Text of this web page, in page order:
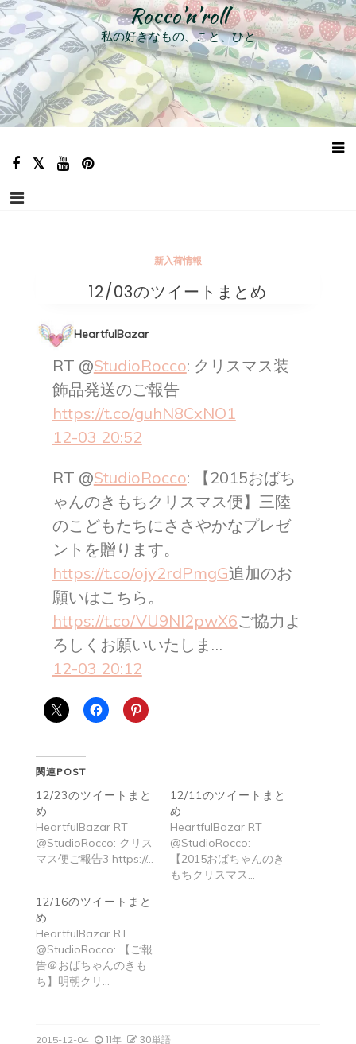
コ
テ
ツ
へ
ス
キ
Rocco’n’roll
私の好きなもの、こと、ひと
新入荷情報
12/03のツイートまとめ
HeartfulBazar
RT @StudioRocco: クリスマス装
飾品発送のご報告
https://t.co/guhN8CxNO1
12-03 20:52
RT @StudioRocco: 【2015おばち
ゃんのきもちクリスマス便】三陸
のこどもたちにささやかなプレゼ
ントを贈ります。
https://t.co/ojy2rdPmgG追加のお
願いはこちら。
https://t.co/VU9Nl2pwX6ご協力よ
ろしくお願いいたしま…
12-03 20:12
関連POST
12/23のツイートまと
め
HeartfulBazar RT
@StudioRocco: クリス
マス便ご報告3 https://…
12/11のツイートまと
め
HeartfulBazar RT
@StudioRocco:
【2015おばちゃんのき
もちクリスマス…
12/16のツイートまと
め
HeartfulBazar RT
@StudioRocco: 【ご報
告＠おばちゃんのきも
ち】明朝クリ…
2015-12-04 11年 30単語